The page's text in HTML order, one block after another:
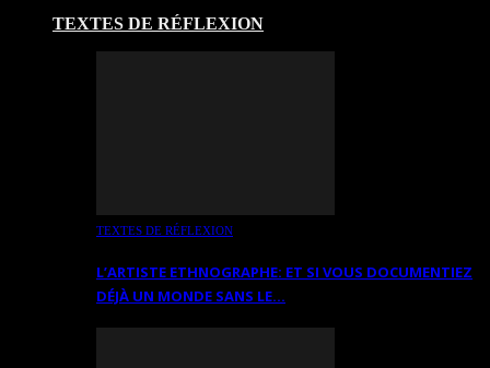
TEXTES DE RÉFLEXION
TEXTES DE RÉFLEXION
L’ARTISTE ETHNOGRAPHE: ET SI VOUS DOCUMENTIEZ
DÉJÀ UN MONDE SANS LE…